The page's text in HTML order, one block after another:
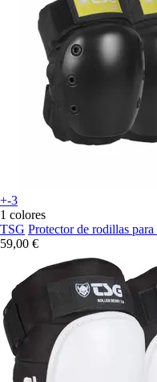
+-3
1 colores
TSG Protector de rodillas
59,00 €